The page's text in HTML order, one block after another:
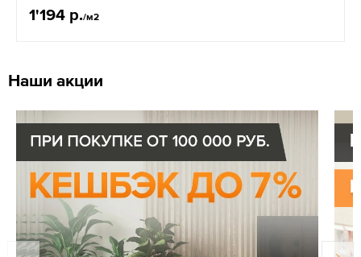
1'194 р./м2
Наши акции